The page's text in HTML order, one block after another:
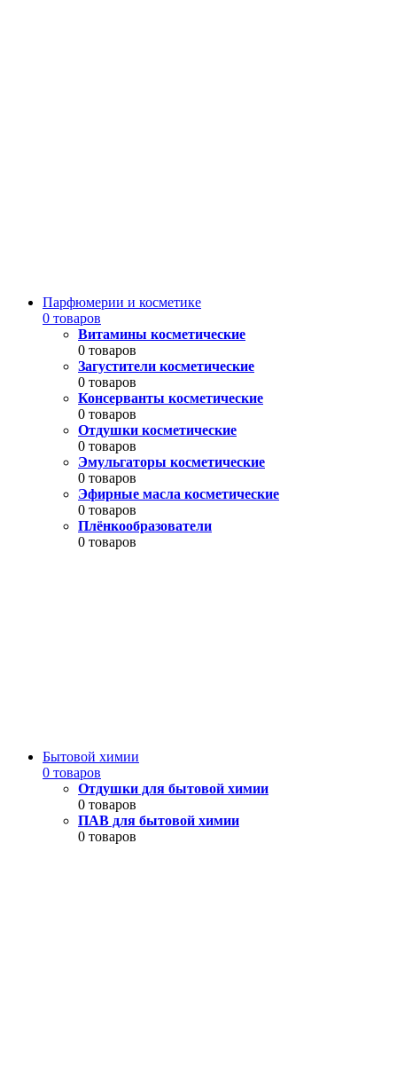
Парфюмерии и косметике
0 товаров
Витамины косметические
0 товаров
Загустители косметические
0 товаров
Консерванты косметические
0 товаров
Отдушки косметические
0 товаров
Эмульгаторы косметические
0 товаров
Эфирные масла косметические
0 товаров
Плёнкообразователи
0 товаров
Бытовой химии
0 товаров
Отдушки для бытовой химии
0 товаров
ПАВ для бытовой химии
0 товаров